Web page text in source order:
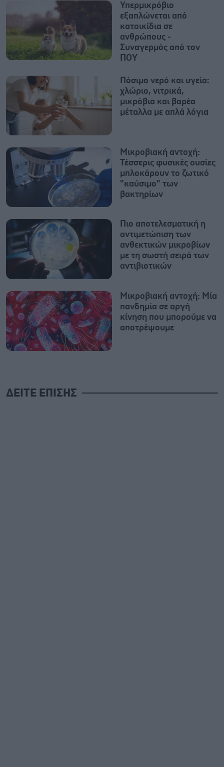
Υπερμικρόβιο
εξαπλώνεται από
κατοικίδια σε
ανθρώπους -
Συναγερμός από τον
ΠΟΥ
Πόσιμο νερό και υγεία:
χλώριο, νιτρικά,
μικρόβια και βαρέα
μέταλλα με απλά λόγια
Μικροβιακή αντοχή:
Τέσσερις φυσικές ουσίες
μπλοκάρουν το ζωτικό
"καύσιμο" των
βακτηρίων
Πιο αποτελεσματική η
αντιμετώπιση των
ανθεκτικών μικροβίων
με τη σωστή σειρά των
αντιβιοτικών
Μικροβιακή αντοχή: Μία
πανδημία σε αργή
κίνηση που μπορούμε να
αποτρέψουμε
ΔΕΙΤΕ ΕΠΙΣΗΣ